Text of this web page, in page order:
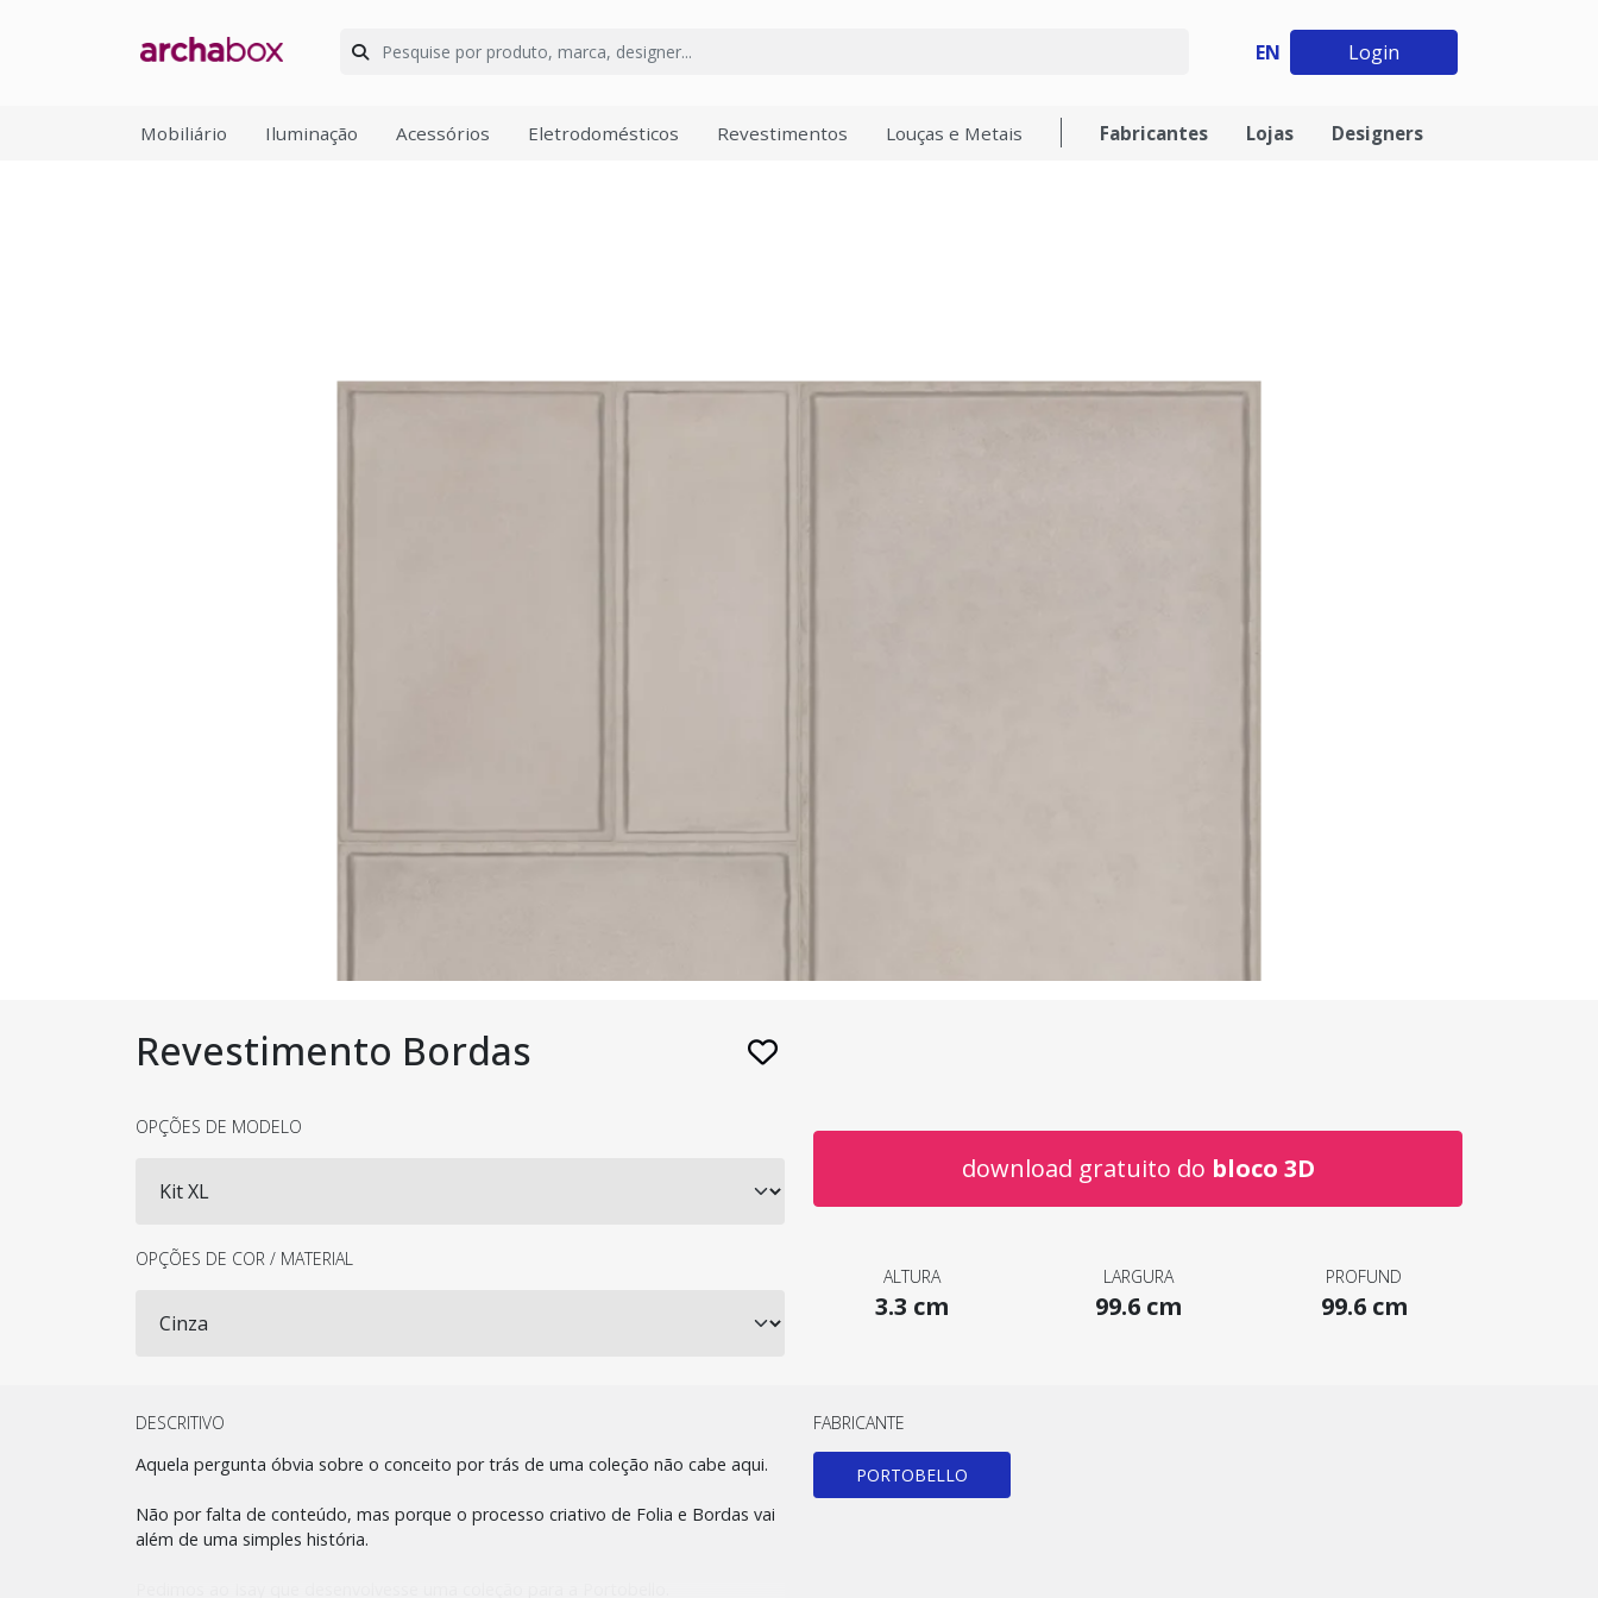
EN Login
Mobiliário Iluminação Acessórios Eletrodomésticos Revestimentos Louças e Metais Fabricantes Lojas Designers
Revestimento Bordas
OPÇÕES DE MODELO
OPÇÕES DE COR / MATERIAL
download gratuito do bloco 3D
ALTURA
3.3 cm
LARGURA
99.6 cm
PROFUND
99.6 cm
DESCRITIVO
Aquela pergunta óbvia sobre o conceito por trás de uma coleção não cabe aqui.
Não por falta de conteúdo, mas porque o processo criativo de Folia e Bordas vai
além de uma simples história.
FABRICANTE
PORTOBELLO